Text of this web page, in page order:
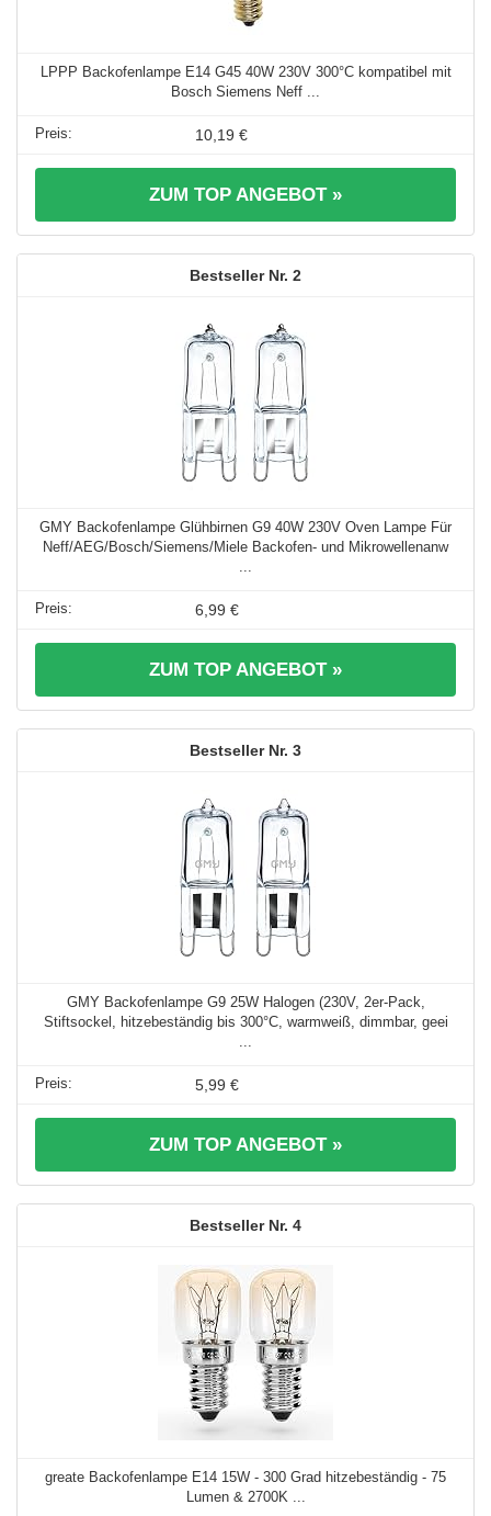
LPPP Backofenlampe E14 G45 40W 230V 300°C kompatibel mit
Bosch Siemens Neff ...
10,19 €
ZUM TOP ANGEBOT »
2
GMY Backofenlampe Glühbirnen G9 40W 230V Oven Lampe Für
Neff/AEG/Bosch/Siemens/Miele Backofen- und Mikrowellenanw
6,99 €
ZUM TOP ANGEBOT »
3
GMY Backofenlampe G9 25W Halogen (230V, 2er-Pack,
Stiftsockel, hitzebeständig bis 300°C, warmweiß, dimmbar, geei
5,99 €
ZUM TOP ANGEBOT »
4
greate Backofenlampe E14 15W - 300 Grad hitzebeständig - 75
Lumen & 2700K ...